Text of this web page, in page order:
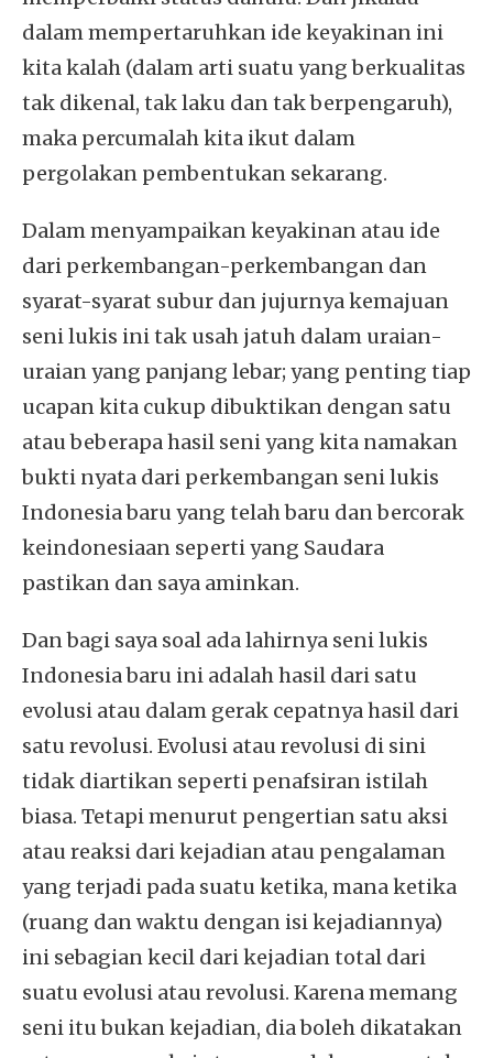
dalam mempertaruhkan ide keyakinan ini
kita kalah (dalam arti suatu yang berkualitas
tak dikenal, tak laku dan tak berpengaruh),
maka percumalah kita ikut dalam
pergolakan pembentukan sekarang.
Dalam menyampaikan keyakinan atau ide
dari perkembangan-perkembangan dan
syarat-syarat subur dan jujurnya kemajuan
seni lukis ini tak usah jatuh dalam uraian-
uraian yang panjang lebar; yang penting tiap
ucapan kita cukup dibuktikan dengan satu
atau beberapa hasil seni yang kita namakan
bukti nyata dari perkembangan seni lukis
Indonesia baru yang telah baru dan bercorak
keindonesiaan seperti yang Saudara
pastikan dan saya aminkan.
Dan bagi saya soal ada lahirnya seni lukis
Indonesia baru ini adalah hasil dari satu
evolusi atau dalam gerak cepatnya hasil dari
satu revolusi. Evolusi atau revolusi di sini
tidak diartikan seperti penafsiran istilah
biasa. Tetapi menurut pengertian satu aksi
atau reaksi dari kejadian atau pengalaman
yang terjadi pada suatu ketika, mana ketika
(ruang dan waktu dengan isi kejadiannya)
ini sebagian kecil dari kejadian total dari
suatu evolusi atau revolusi. Karena memang
seni itu bukan kejadian, dia boleh dikatakan